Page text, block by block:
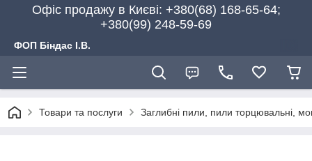
Офіс продажу в Києві: +380(68) 168-65-64;
+380(99) 248-59-69
ФОП Біндас І.В.
Товари та послуги Заглибні пили, пили торцювальні,